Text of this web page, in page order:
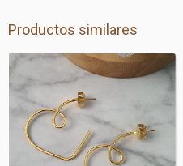
Productos similares